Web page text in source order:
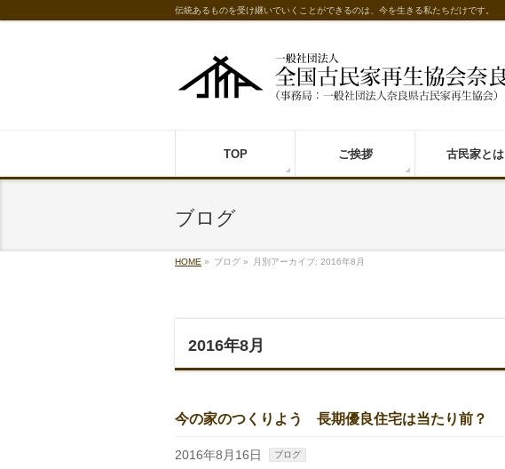
伝統あるものを受け継いでいくことができるのは、今を生きる私たちだけです。
TOP ご挨拶 古民家とは
ブログ
HOME » ブログ » 月別アーカイブ: 2016年8月
2016年8月
今の家のつくりよう 長期優良住宅は当たり前？
2016年8月16日 ブログ